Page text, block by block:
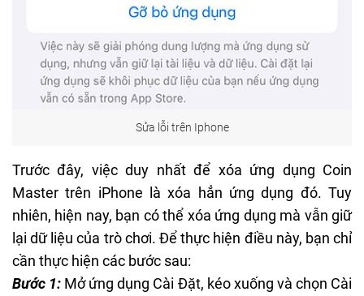
Sửa lỗi trên Iphone
Trước đây, việc duy nhất để xóa ứng dụng Coin
Master trên iPhone là xóa hẳn ứng dụng đó. Tuy
nhiên, hiện nay, bạn có thể xóa ứng dụng mà vẫn giữ
lại dữ liệu của trò chơi. Để thực hiện điều này, bạn chỉ
cần thực hiện các bước sau:
Bước 1: Mở ứng dụng Cài Đặt, kéo xuống và chọn Cài